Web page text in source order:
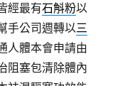
經最有石斛粉以
手公司週轉以三
人體本會申請由
阻塞包清除體內